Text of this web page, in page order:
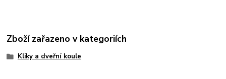
Zboží zařazeno v kategoriích
Kliky a dveřní koule